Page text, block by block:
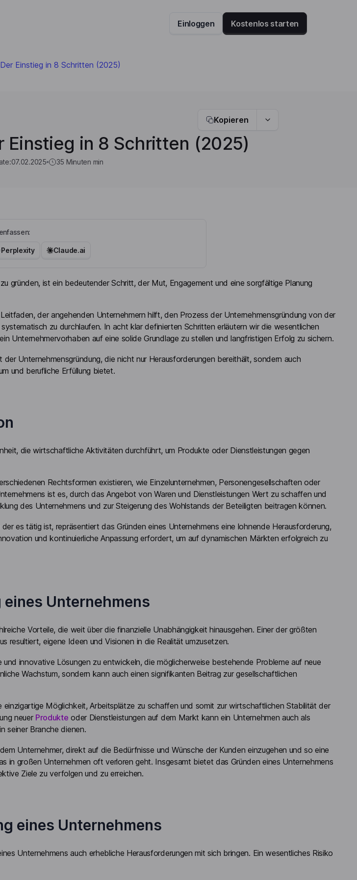
Einloggen Kostenlos starten
Einstieg in 8 Schritten (2025)
Kopieren
in 8 Schritten (2025)
07.02.2025 35 Minuten min
Perplexity Claude.ai
gründen, ist ein bedeutender Schritt, der Mut, Engagement und eine sorgfältige Planung
der angehenden Unternehmern hilft, den Prozess der Unternehmensgründung von der
zu durchlaufen. In acht klar definierten Schritten erläutern wir die wesentlichen
Unternehmervorhaben auf eine solide Grundlage zu stellen und langfristigen Erfolg zu sichern.
Unternehmensgründung, die nicht nur Herausforderungen bereithält, sondern auch
und berufliche Erfüllung bietet.
die wirtschaftliche Aktivitäten durchführt, um Produkte oder Dienstleistungen gegen
Rechtsformen existieren, wie Einzelunternehmen, Personengesellschaften oder
ist es, durch das Angebot von Waren und Dienstleistungen Wert zu schaffen und
des Unternehmens und zur Steigerung des Wohlstands der Beteiligten beitragen können.
es tätig ist, repräsentiert das Gründen eines Unternehmens eine lohnende Herausforderung,
und kontinuierliche Anpassung erfordert, um auf dynamischen Märkten erfolgreich zu
Unternehmens
Vorteile, die weit über die finanzielle Unabhängigkeit hinausgehen. Einer der größten
resultiert, eigene Ideen und Visionen in die Realität umzusetzen.
innovative Lösungen zu entwickeln, die möglicherweise bestehende Probleme auf neue
Wachstum, sondern kann auch einen signifikanten Beitrag zur gesellschaftlichen
einzigartige Möglichkeit, Arbeitsplätze zu schaffen und somit zur wirtschaftlichen Stabilität der
neuer Produkte oder Dienstleistungen auf dem Markt kann ein Unternehmen auch als
seiner Branche dienen.
Unternehmer, direkt auf die Bedürfnisse und Wünsche der Kunden einzugehen und so eine
in großen Unternehmen oft verloren geht. Insgesamt bietet das Gründen eines Unternehmens
Ziele zu verfolgen und zu erreichen.
eines Unternehmens
Unternehmens auch erhebliche Herausforderungen mit sich bringen. Ein wesentliches Risiko